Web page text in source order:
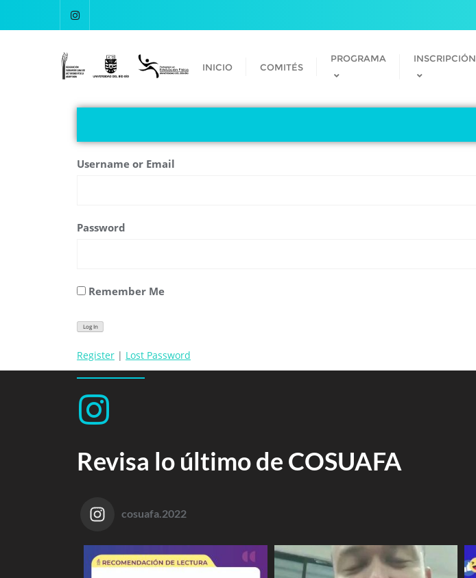
INICIO COMITÉS
PROGRAMA INSCRIPCIÓN
Username or Email
Password
Remember Me
Register | Lost Password
Revisa lo último de COSUAFA
cosuafa.2022